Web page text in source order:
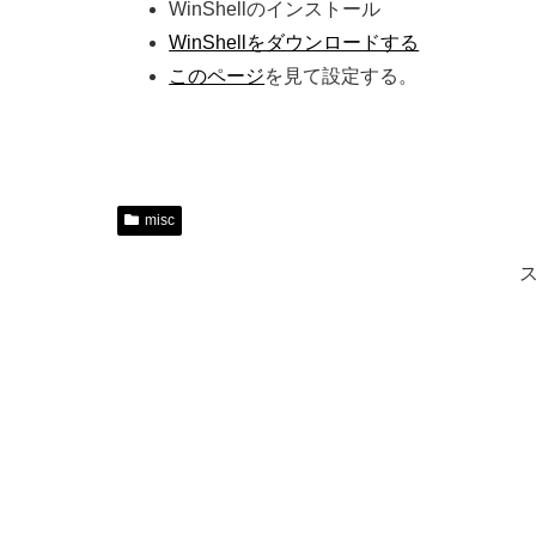
WinShellのインストール
WinShellをダウンロードする
このページを見て設定する。
misc